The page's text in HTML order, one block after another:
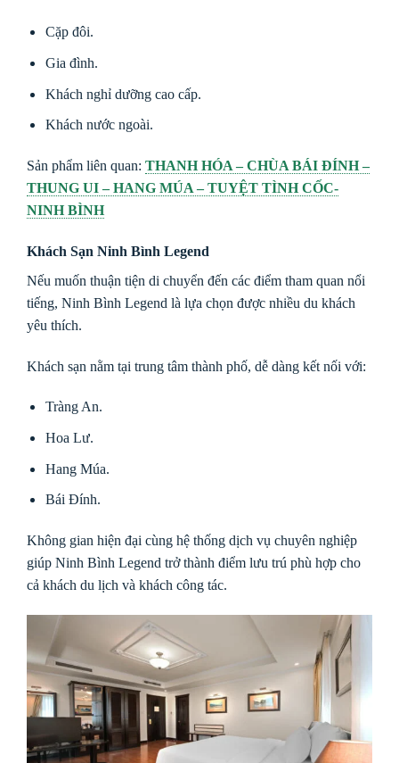
Cặp đôi.
Gia đình.
Khách nghỉ dưỡng cao cấp.
Khách nước ngoài.
Sản phẩm liên quan: THANH HÓA – CHÙA BÁI ĐÍNH –
THUNG UI – HANG MÚA – TUYỆT TÌNH CỐC-
NINH BÌNH
Khách Sạn Ninh Bình Legend
Nếu muốn thuận tiện di chuyển đến các điểm tham quan nổi
tiếng, Ninh Bình Legend là lựa chọn được nhiều du khách
yêu thích.
Khách sạn nằm tại trung tâm thành phố, dễ dàng kết nối với:
Tràng An.
Hoa Lư.
Hang Múa.
Bái Đính.
Không gian hiện đại cùng hệ thống dịch vụ chuyên nghiệp
giúp Ninh Bình Legend trở thành điểm lưu trú phù hợp cho
cả khách du lịch và khách công tác.